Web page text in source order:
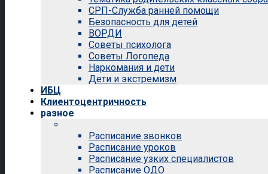
СРП-Служба ранней помощи
Безопасность для детей
ВОРДИ
Советы психолога
Советы Логопеда
Наркомания и дети
Дети и экстремизм
ИБЦ
Клиентоцентричность
разное
Расписание звонков
Расписание уроков
Расписание узких специалистов
Расписание ОДО